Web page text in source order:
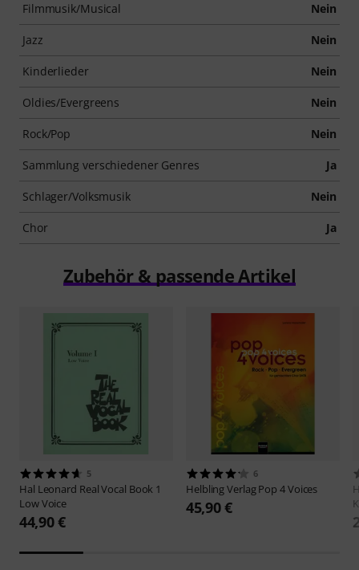
Filmmusik/Musical Nein
Jazz Nein
Kinderlieder Nein
Oldies/Evergreens Nein
Rock/Pop Nein
Sammlung verschiedener Genres Ja
Schlager/Volksmusik Nein
Chor Ja
Zubehör & passende Artikel
5
Hal Leonard Real Vocal Book 1
Low Voice
44,90 €
6
Helbling VerlagPop 4 Voices
45,90 €